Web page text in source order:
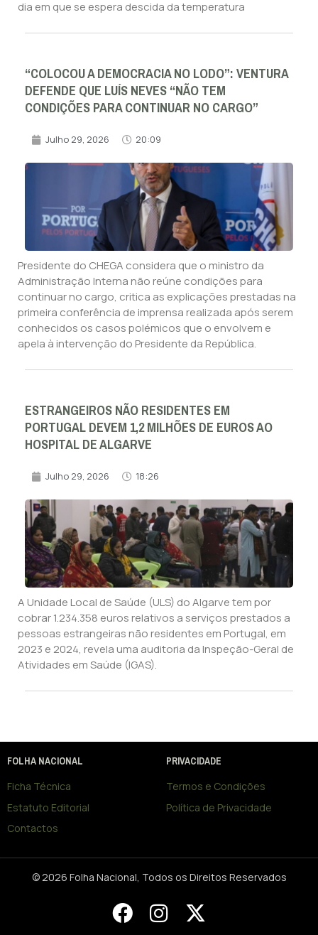
dia em que se espera descida da temperatura
“COLOCOU A DEMOCRACIA NO LODO”: VENTURA
DEFENDE QUE LUÍS NEVES “NÃO TEM
CONDIÇÕES PARA CONTINUAR NO CARGO”
Julho 29, 2026 20:09
Presidente do CHEGA considera que o ministro da
Administração Interna não reúne condições para
continuar no cargo, critica as explicações prestadas na
primeira conferência de imprensa realizada após serem
conhecidos os casos polémicos que o envolvem e
apela à intervenção do Presidente da República.
ESTRANGEIROS NÃO RESIDENTES EM
PORTUGAL DEVEM 1,2 MILHÕES DE EUROS AO
HOSPITAL DE ALGARVE
Julho 29, 2026 18:26
A Unidade Local de Saúde (ULS) do Algarve tem por
cobrar 1.234.358 euros relativos a serviços prestados a
pessoas estrangeiras não residentes em Portugal, em
2023 e 2024, revela uma auditoria da Inspeção-Geral de
Atividades em Saúde (IGAS).
FOLHA NACIONAL
Ficha Técnica
Estatuto Editorial
Contactos
PRIVACIDADE
Termos e Condições
Política de Privacidade
© 2026 Folha Nacional, Todos os Direitos Reservados